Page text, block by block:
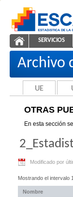
ESCALE -
Otras SERVICIOS
Archivo
UE
OTRAS
En esta sección
Modificado por
Mostrando el intervalo
Nombre